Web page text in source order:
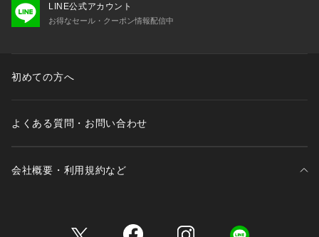
LINE公式アカウント
お得なセール・クーポン情報配信中
初めての方へ
よくある質問・お問い合わせ
会社概要・利用規約など